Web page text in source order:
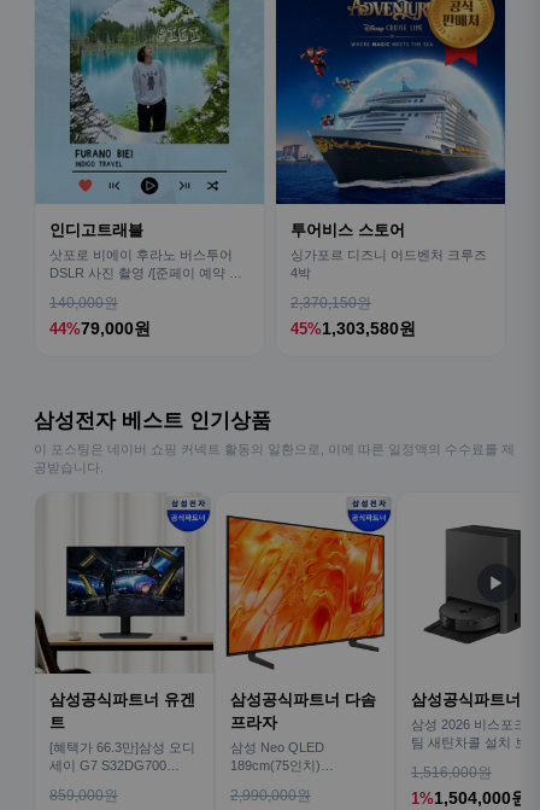
인디고트래블
삿포로 비에이 후라노 버스투어
DSLR 사진 촬영 /[준페이 예약 식
140,000원
44%79,000원
투어비스 스토어
싱가포르 디즈니 어드벤처 크루즈
4박
2,370,150원
45%1,303,580원
삼성전자 베스트 인기상품
이 포스팅은 네이버 쇼핑 커넥트 활동의 일환으로, 이에 따른 일정액의 수수료를 제
공받습니다.
삼성공식파트너 유겐
트
[혜택가 66.3만]삼성 오디
세이 G7 S32DG700
859,000원
삼성공식파트너 다솜
프라자
삼성 Neo QLED
189cm(75인치)
TV
2,990,000원
삼성공식파트너
삼성 2026 비스포크
팀 새틴차콜 설치 보
1,516,000원
1%1,504,000원
▶